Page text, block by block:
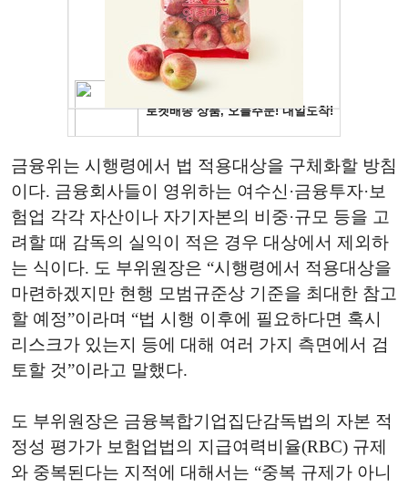
금융위는 시행령에서 법 적용대상을 구체화할 방침
이다. 금융회사들이 영위하는 여수신·금융투자·보
험업 각각 자산이나 자기자본의 비중·규모 등을 고
려할 때 감독의 실익이 적은 경우 대상에서 제외하
는 식이다. 도 부위원장은 “시행령에서 적용대상을
마련하겠지만 현행 모범규준상 기준을 최대한 참고
할 예정”이라며 “법 시행 이후에 필요하다면 혹시
리스크가 있는지 등에 대해 여러 가지 측면에서 검
토할 것”이라고 말했다.
도 부위원장은 금융복합기업집단감독법의 자본 적
정성 평가가 보험업법의 지급여력비율(RBC) 규제
와 중복된다는 지적에 대해서는 “중복 규제가 아니